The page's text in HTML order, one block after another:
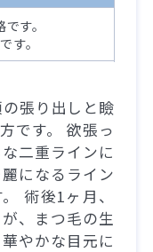
す。
す。
張り出しと瞼
です。 欲張っ
二重ラインに
になるライン
術後1ヶ月、
、まつ毛の生
やかな目元に